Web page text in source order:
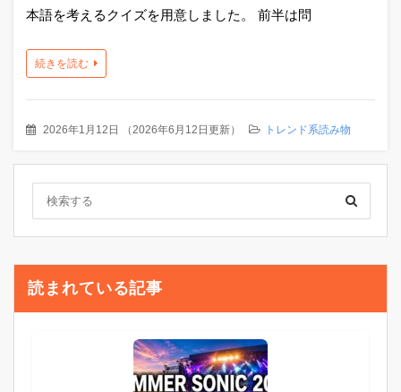
本語を考えるクイズを用意しました。 前半は問
続きを読む
2026年1月12日 （ 2026年6月12日更新） トレンド系読み物
読まれている記事